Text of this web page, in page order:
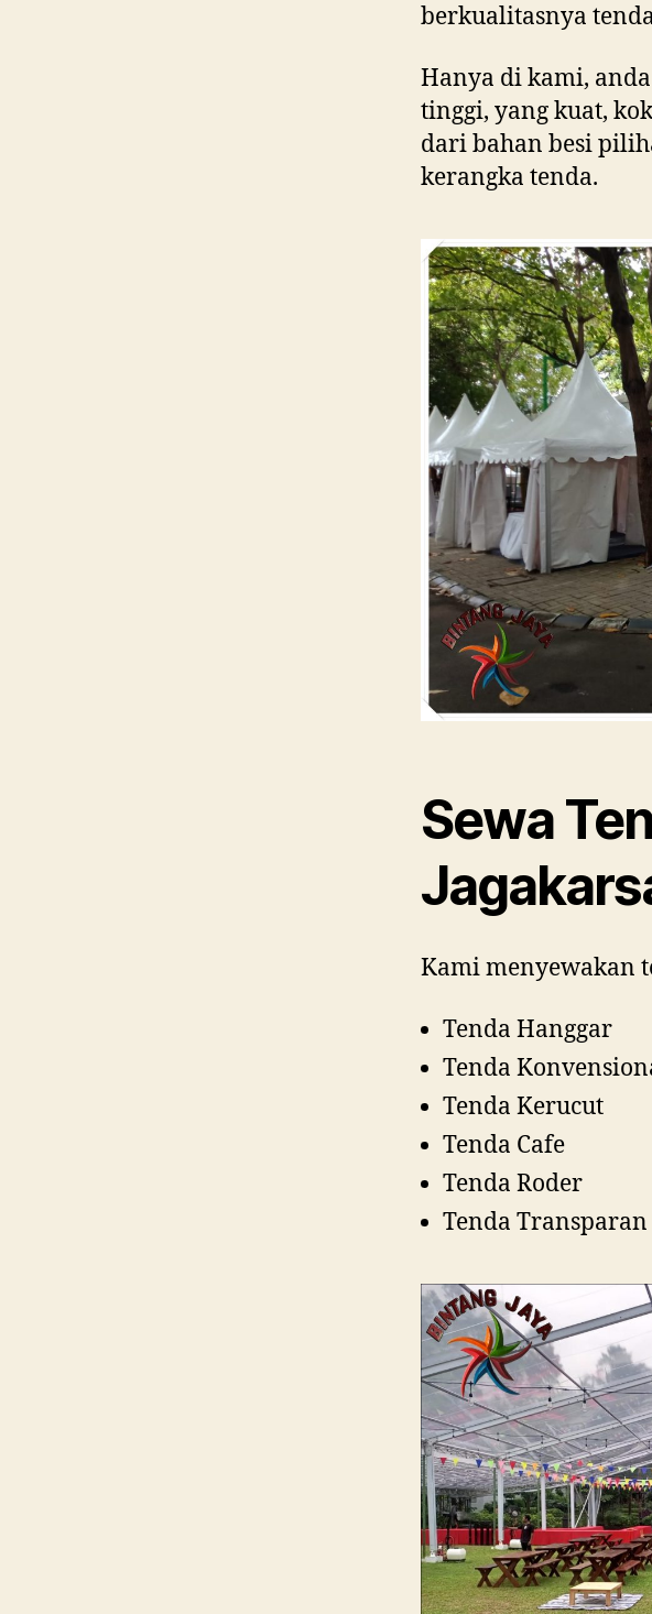
berkualitasnya
Hanya di kami,
tinggi, yang kuat,
dari bahan besi
kerangka tenda.
Sewa
Kami menyewakan
Tenda Hanggar
Tenda
Tenda Kerucut
Tenda Cafe
Tenda Roder
Tenda Transparan